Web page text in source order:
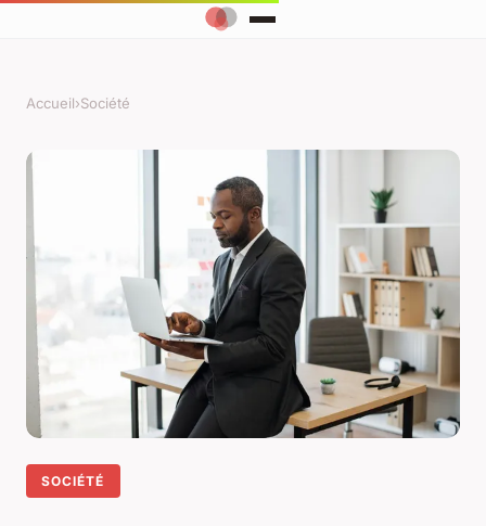
Accueil›Société
SOCIÉTÉ